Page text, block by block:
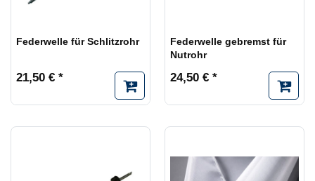
Federwelle für Schlitzrohr
21,50 € *
Federwelle gebremst für
Nutrohr
24,50 € *